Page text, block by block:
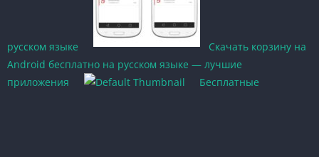
русском языке
Скачать корзину на
Android бесплатно на русском языке — лучшие
приложения
Бесплатные